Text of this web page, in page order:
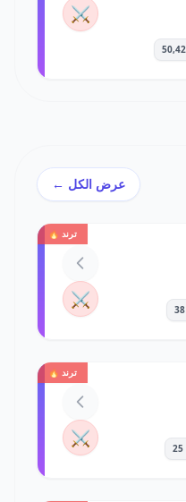
⚔️
عرض الكل ←
ترند 🔥
⚔️
ترند 🔥
⚔️